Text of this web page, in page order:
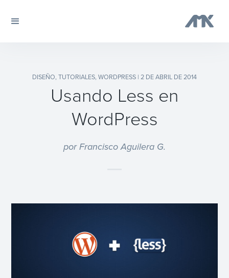
DISEÑO, TUTORIALES, WORDPRESS | 2 DE ABRIL DE 2014
Usando Less en
WordPress
por Francisco Aguilera G.